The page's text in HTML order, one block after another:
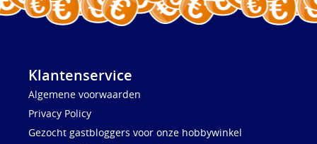
Klantenservice
Algemene voorwaarden
Privacy Policy
Gezocht gastbloggers voor onze hobbywinkel